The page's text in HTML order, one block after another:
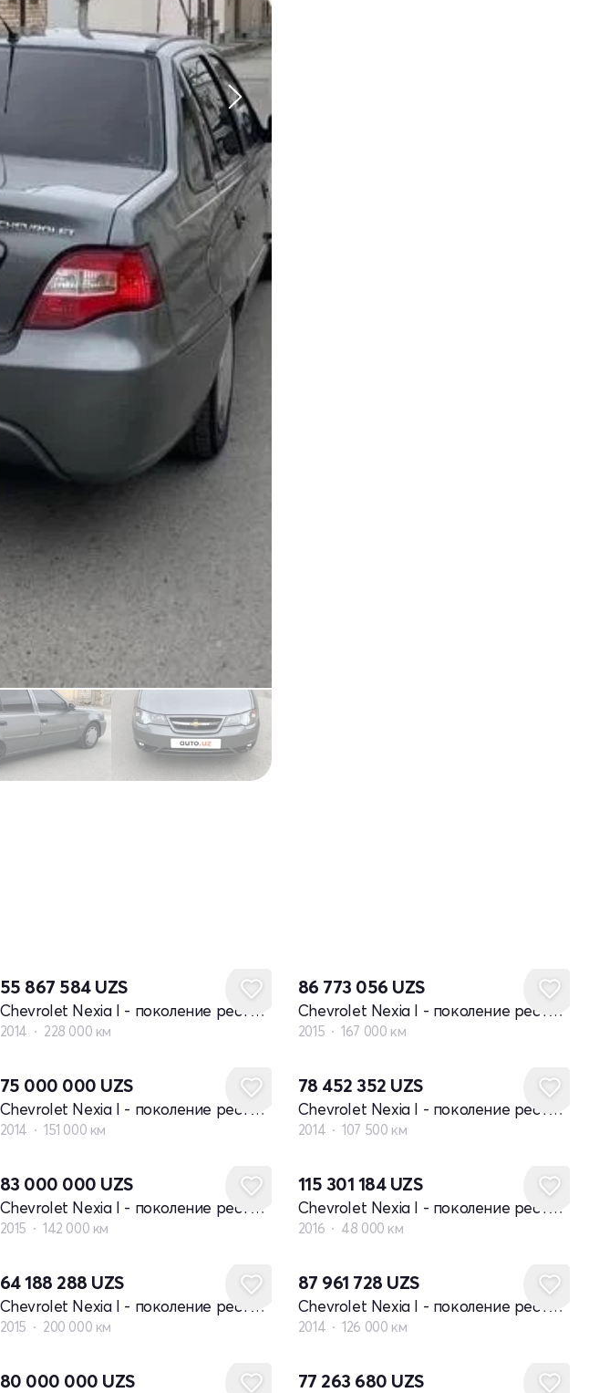
55 867 584 UZS
Chevrolet Nexia I - поколение рестайлинг
2014 228 000 км
86 773 056 UZS
Chevrolet Nexia I - поколение рестайлинг
2015 167 000 км
75 000 000 UZS
Chevrolet Nexia I - поколение рестайлинг
2014 151 000 км
78 452 352 UZS
Chevrolet Nexia I - поколение рестайлинг
2014 107 500 км
83 000 000 UZS
Chevrolet Nexia I - поколение рестайлинг
2015 142 000 км
115 301 184 UZS
Chevrolet Nexia I - поколение рестайлинг
2016 48 000 км
64 188 288 UZS
Chevrolet Nexia I - поколение рестайлинг
2015 200 000 км
87 961 728 UZS
Chevrolet Nexia I - поколение рестайлинг
2014 126 000 км
80 000 000 UZS 77 263 680 UZS